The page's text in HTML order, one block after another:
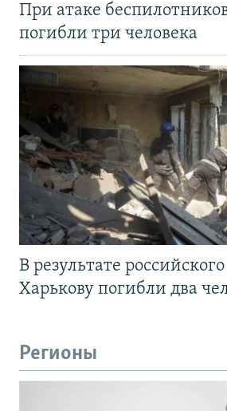
При атаке
погибли три человека
В результате
Харькову погибли два
Регионы